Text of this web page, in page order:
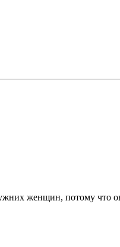
женщин, потому что